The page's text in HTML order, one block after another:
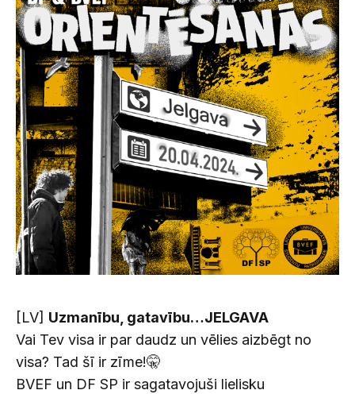
[LV] Uzmanību, gatavību…JELGAVA
Vai Tev visa ir par daudz un vēlies aizbēgt no
visa? Tad šī ir zīme!🤫
BVEF un DF SP ir sagatavojuši lielisku